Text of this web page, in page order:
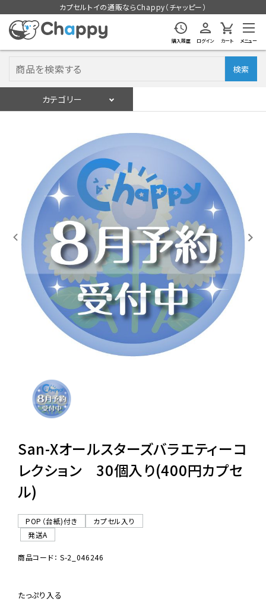
カプセルトイの通販ならChappy（チャッピー）
購入履歴 ログイン カート メニュー
検索
カテゴリー
入荷スケジュールをチェック
カプセルトイマシン本体
カプセルトイ
販促用空カプセル
レンタル
景品・玩具・文具
販促用カプセルトイ
San-Xオールスターズバラエティーコ
レクション 30個入り(400円カプセ
ル)
POP（台紙)付き
カプセル入り
発送A
商品コード： S-2_046246
たっぷり入る